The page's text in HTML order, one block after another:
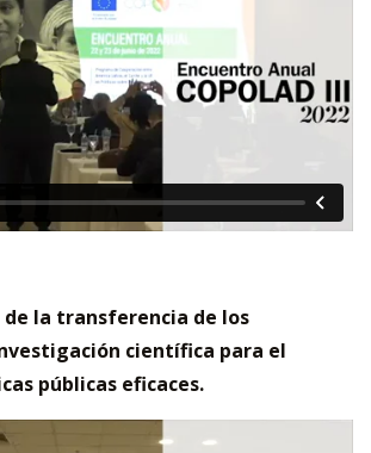
la transferencia de los
científica para el
públicas eficaces.